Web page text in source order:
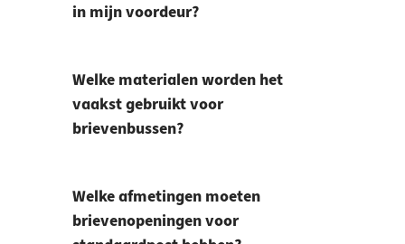
in mijn voordeur?
Welke materialen worden het
vaakst gebruikt voor
brievenbussen?
Welke afmetingen moeten
brievenopeningen voor